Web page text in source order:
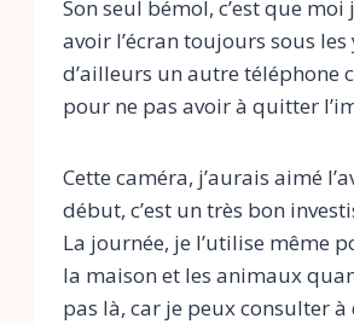
Son seul bémol, c’est que moi
avoir l’écran toujours sous les
d’ailleurs un autre téléphone
pour ne pas avoir à quitter
Cette caméra, j’aurais aimé
début, c’est un très bon
La journée, je l’utilise même
la maison et les animaux
pas là, car je peux consulter